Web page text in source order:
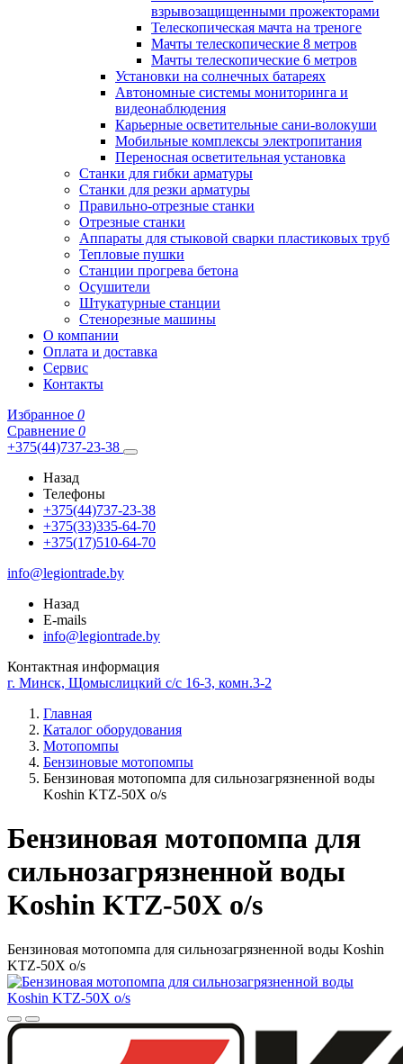
взрывозащищенными прожекторами
Телескопическая мачта на треноге
Мачты телескопические 8 метров
Мачты телескопические 6 метров
Установки на солнечных батареях
Автономные системы мониторинга и
видеонаблюдения
Карьерные осветительные сани-волокуши
Мобильные комплексы электропитания
Переносная осветительная установка
Станки для гибки арматуры
Станки для резки арматуры
Правильно-отрезные станки
Отрезные станки
Аппараты для стыковой сварки пластиковых труб
Тепловые пушки
Станции прогрева бетона
Осушители
Штукатурные станции
Стенорезные машины
О компании
Оплата и доставка
Сервис
Контакты
Избранное 0
Сравнение 0
+375(44)737-23-38
Назад
Телефоны
+375(44)737-23-38
+375(33)335-64-70
+375(17)510-64-70
info@legiontrade.by
Назад
E-mails
info@legiontrade.by
Контактная информация
г. Минск, Щомыслицкий с/с 16-3, комн.3-2
Главная
Каталог оборудования
Мотопомпы
Бензиновые мотопомпы
Бензиновая мотопомпа для сильнозагрязненной воды
Koshin KTZ-50X o/s
Бензиновая мотопомпа для
сильнозагрязненной воды
Koshin KTZ-50X o/s
Бензиновая мотопомпа для сильнозагрязненной воды Koshin
KTZ-50X o/s